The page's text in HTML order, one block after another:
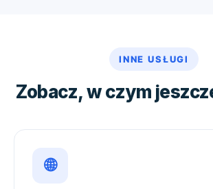
INNE USŁUGI
Zobacz, w czym
🌐